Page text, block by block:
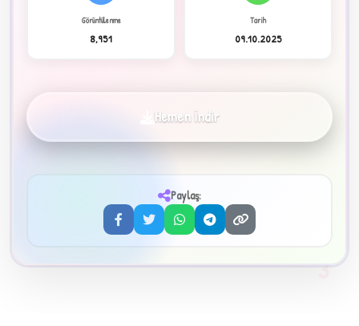
3
Görüntülenme
8,951
Tarih
09.10.2025
Hemen İndir
Paylaş: